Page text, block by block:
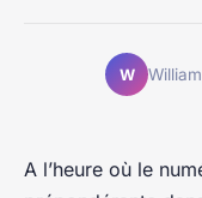
W William
A l’heure où le